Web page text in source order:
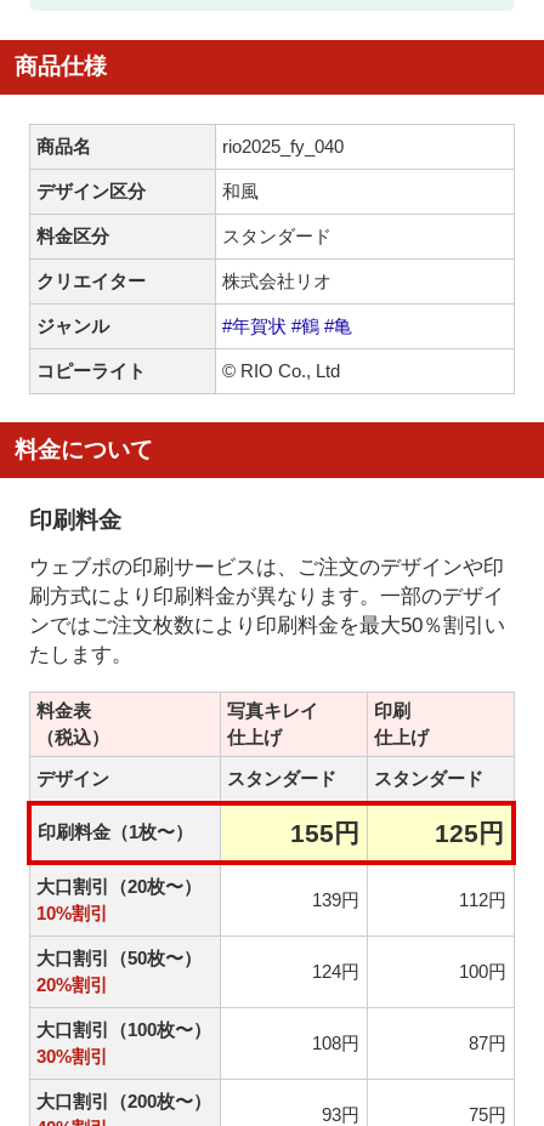
商品仕様
商品名 rio2025_fy_040
デザイン区分 和風
料金区分 スタンダード
クリエイター 株式会社リオ
ジャンル #年賀状 #鶴 #亀
コピーライト © RIO Co., Ltd
料金について
印刷料金
ウェブポの印刷サービスは、ご注文のデザインや印
刷方式により印刷料金が異なります。一部のデザイ
ンではご注文枚数により印刷料金を最大50％割引い
たします。
料金表
（税込）
写真キレイ
仕上げ
印刷
仕上げ
デザイン
スタンダード スタンダード
印刷料金（1枚〜） 155円 125円
大口割引（20枚〜）
10%割引
139円 112円
大口割引（50枚〜）
20%割引
124円 100円
大口割引（100枚〜）
30%割引
108円 87円
大口割引（200枚〜）
93円 75円